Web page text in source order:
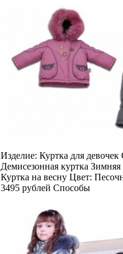
Изделие: Куртка для девочек
Демисезонная куртка
Куртка на весну Цвет:
3495 рублей Способы